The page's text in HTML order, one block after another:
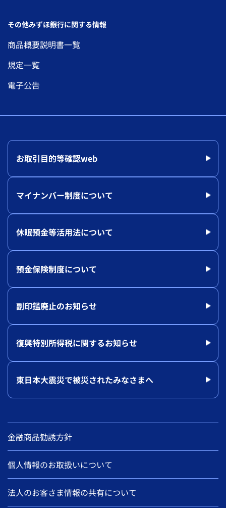
その他みずほ銀行に関する情報
商品概要説明書一覧
規定一覧
電子公告
お取引目的等確認web
マイナンバー制度について
休眠預金等活用法について
預金保険制度について
副印鑑廃止のお知らせ
復興特別所得税に関するお知らせ
東日本大震災で被災されたみなさまへ
金融商品勧誘方針
個人情報のお取扱いについて
法人のお客さま情報の共有について